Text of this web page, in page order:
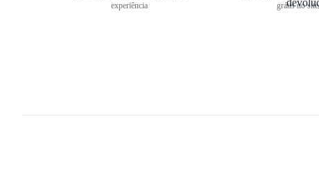
experiência
grátis no site